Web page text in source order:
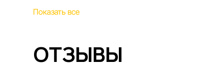
Показать все
ОТЗЫВЫ